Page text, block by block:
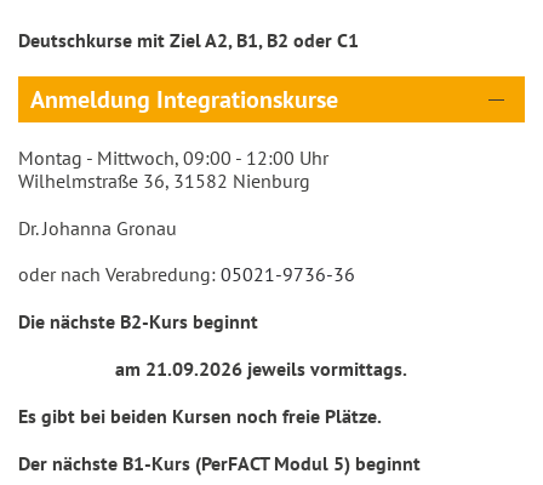
Deutschkurse mit Ziel A2, B1, B2 oder C1
Anmeldung Integrationskurse
Montag - Mittwoch, 09:00 - 12:00 Uhr
Wilhelmstraße 36, 31582 Nienburg
Dr. Johanna Gronau
oder nach Verabredung: 05021-9736-36
Die nächste B2-Kurs beginnt
am 21.09.2026 jeweils vormittags.
Es gibt bei beiden Kursen noch freie Plätze.
Der nächste B1-Kurs (PerFACT Modul 5) beginnt